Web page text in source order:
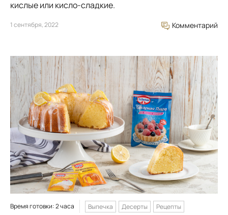
кислые или кисло-сладкие.
1 сентября, 2022 Комментарий
Время готовки: 2 часа Выпечка Десерты Рецепты